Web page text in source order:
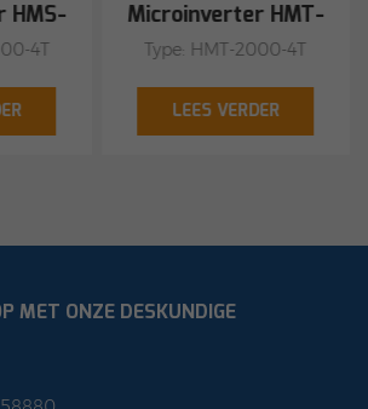
HMS-
4T
1
Microinverter HMT-
2000-4T
Type: HMT-2000-4T
Three Phase; 2 MPPTs; 2
PV-Strings per MPPT;
LEES VERDER
MET ONZE DESKUNDIGE